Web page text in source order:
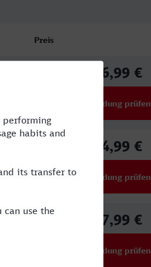
Preis
46,99 €
Verbindung prüfen
54,99 €
Verbindung prüfen
27,99 €
Verbindung prüfen